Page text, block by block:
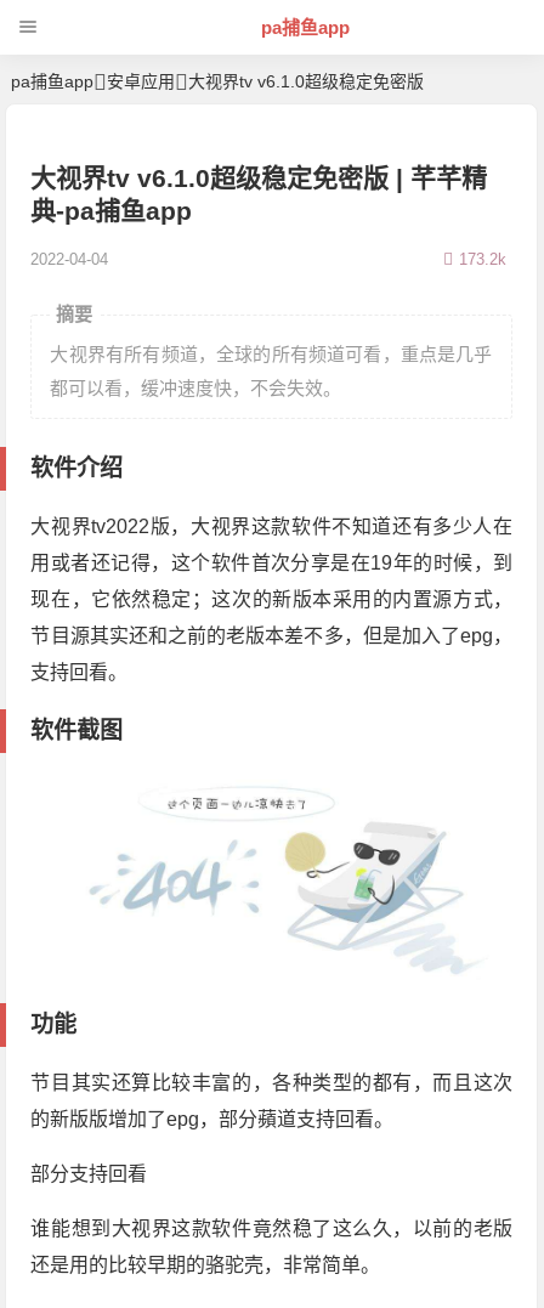
pa捕鱼app
pa捕鱼app 安卓应用 大视界tv v6.1.0超级稳定免密版
大视界tv v6.1.0超级稳定免密版 | 芊芊精
典-pa捕鱼app
2022-04-04 173.2k
摘要
大视界有所有频道，全球的所有频道可看，重点是几乎
都可以看，缓冲速度快，不会失效。
软件介绍
大视界tv2022版，大视界这款软件不知道还有多少人在
用或者还记得，这个软件首次分享是在19年的时候，到
现在，它依然稳定；这次的新版本采用的内置源方式，
节目源其实还和之前的老版本差不多，但是加入了epg，
支持回看。
软件截图
功能
节目其实还算比较丰富的，各种类型的都有，而且这次
的新版版增加了epg，部分蘋道支持回看。
部分支持回看
谁能想到大视界这款软件竟然稳了这么久，以前的老版
还是用的比较早期的骆驼壳，非常简单。